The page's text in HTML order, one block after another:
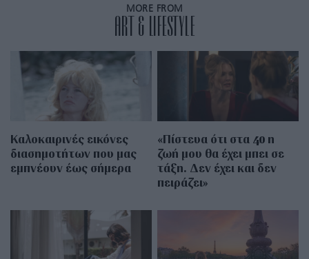
MORE FROM
ART & LIFESTYLE
Καλοκαιρινές εικόνες
διασημοτήτων που μας
εμπνέουν έως σήμερα
«Πίστευα ότι στα 40 η
ζωή μου θα έχει μπει σε
τάξη. Δεν έχει και δεν
πειράζει»